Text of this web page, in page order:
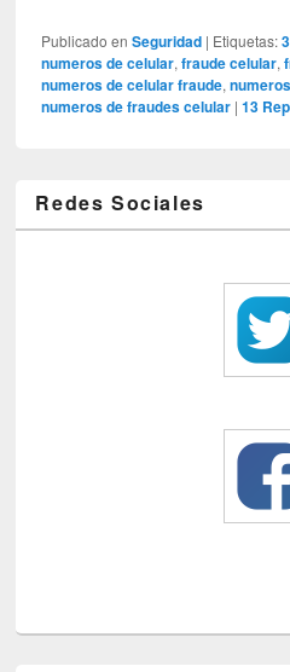
Publicado en Seguridad | Etiquetas:
numeros de celular,fraude celular,
numeros de celular fraude,
numeros de fraudes celular |13
Redes Sociales